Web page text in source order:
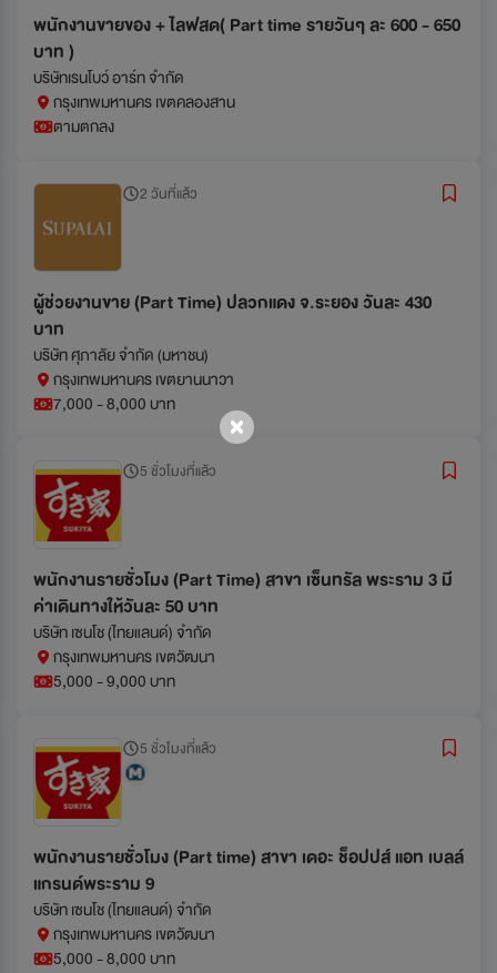
พนักงานขายของ + ไลฟสด( Part time รายวันๆ ละ 600 - 650
บาท )
บริษัทเรนโบว์ อาร์ท จำกัด
กรุงเทพมหานคร เขตคลองสาน
ตามตกลง
2 วันที่แล้ว
ผู้ช่วยงานขาย (Part Time) ปลวกแดง จ.ระยอง วันละ 430
บาท
บริษัท ศุภาลัย จำกัด (มหาชน)
กรุงเทพมหานคร เขตยานนาวา
7,000 - 8,000 บาท
5 ชั่วโมงที่แล้ว
พนักงานรายชั่วโมง (Part Time) สาขา เซ็นทรัล พระราม 3 มี
ค่าเดินทางให้วันละ 50 บาท
บริษัท เซนโช (ไทยแลนด์) จำกัด
กรุงเทพมหานคร เขตวัฒนา
5,000 - 9,000 บาท
5 ชั่วโมงที่แล้ว
พนักงานรายชั่วโมง (Part time) สาขา เดอะ ช็อปปส์ แอท เบลล์
แกรนด์พระราม 9
บริษัท เซนโช (ไทยแลนด์) จำกัด
กรุงเทพมหานคร เขตวัฒนา
5,000 - 8,000 บาท